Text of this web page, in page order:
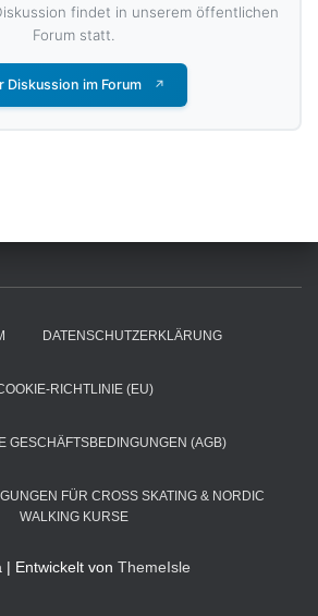
findet in unserem öffentlichen
Forum statt.
Diskussion im Forum ↗
DATENSCHUTZERKLÄRUNG
RICHTLINIE (EU)
GESCHÄFTSBEDINGUNGEN (AGB)
FÜR CROSS SKATING & NORDIC
WALKING KURSE
| Entwickelt von ThemeIsle